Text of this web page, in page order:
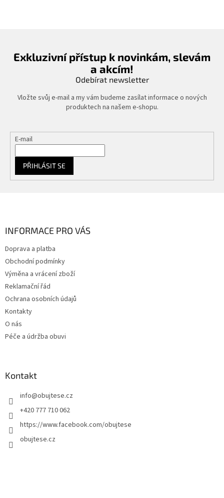
Exkluzivní přístup k novinkám, slevám
a akcím!
Odebírat newsletter
Vložte svůj e-mail a my vám budeme zasílat informace o nových
produktech na našem e-shopu.
E-mail
PŘIHLÁSIT SE
INFORMACE PRO VÁS
Doprava a platba
Obchodní podmínky
Výměna a vrácení zboží
Reklamační řád
Ochrana osobních údajů
Kontakty
O nás
Péče a údržba obuvi
Kontakt
info@obujtese.cz
+420 777 710 062
https://www.facebook.com/obujtese
obujtese.cz